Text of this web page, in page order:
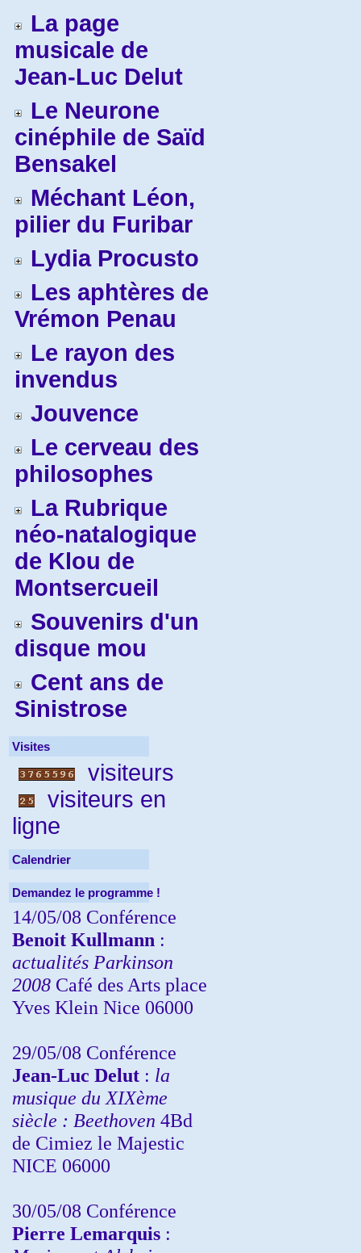
La page
musicale de
Jean-Luc Delut
Le Neurone
cinéphile de Saïd
Bensakel
Méchant Léon,
pilier du Furibar
Lydia Procusto
Les aphtères de
Vrémon Penau
Le rayon des
invendus
Jouvence
Le cerveau des
philosophes
La Rubrique
néo-natalogique
de Klou de
Montsercueil
Souvenirs d'un
disque mou
Cent ans de
Sinistrose
Visites
visiteurs
visiteurs en
ligne
Calendrier
Demandez le programme !
14/05/08 Conférence
Benoit Kullmann :
actualités Parkinson
2008 Café des Arts place
Yves Klein Nice 06000
29/05/08 Conférence
Jean-Luc Delut : la
musique du XIXème
siècle : Beethoven 4Bd
de Cimiez le Majestic
NICE 06000
30/05/08 Conférence
Pierre Lemarquis :